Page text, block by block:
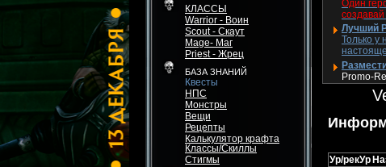
КЛАССЫ
Warrior - Воин
Scout - Скаут
Mage- Маг
Priest - Жрец
БАЗА ЗНАНИЙ
Квесты
НПС
Монстры
Вещи
Рецепты
Калькулятор крафта
Классы/Скиллы
Стигмы
Один
Лучший
Только у
Promo-
Ур/рекУр